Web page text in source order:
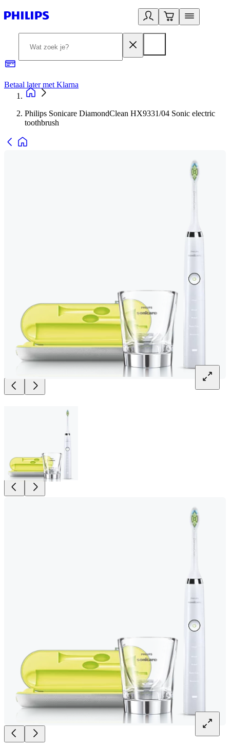
Betaal later met Klarna
Philips Sonicare DiamondClean HX9331/04 Sonic electric
toothbrush